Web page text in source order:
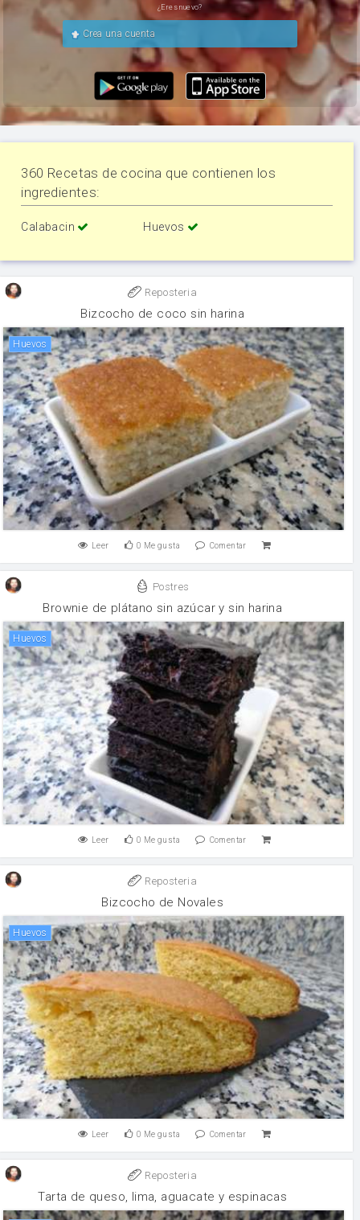
¿Eres nuevo?
Crea una cuenta
360 Recetas de cocina que contienen los
ingredientes:
Calabacin Huevos
Reposteria
Bizcocho de coco sin harina
huevos
Leer 0 Me gusta Comentar
Postres
Brownie de plátano sin azúcar y sin harina
huevos
Leer 0 Me gusta Comentar
Reposteria
Bizcocho de Novales
huevos
Leer 0 Me gusta Comentar
Reposteria
Tarta de queso, lima, aguacate y espinacas